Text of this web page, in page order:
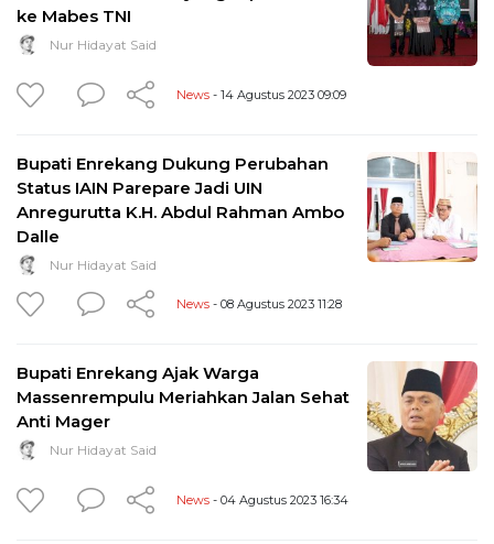
ke Mabes TNI
Nur Hidayat Said
News - 14 Agustus 2023 09:09
Bupati Enrekang Dukung Perubahan
Status IAIN Parepare Jadi UIN
Anregurutta K.H. Abdul Rahman Ambo
Dalle
Nur Hidayat Said
News - 08 Agustus 2023 11:28
Bupati Enrekang Ajak Warga
Massenrempulu Meriahkan Jalan Sehat
Anti Mager
Nur Hidayat Said
News - 04 Agustus 2023 16:34